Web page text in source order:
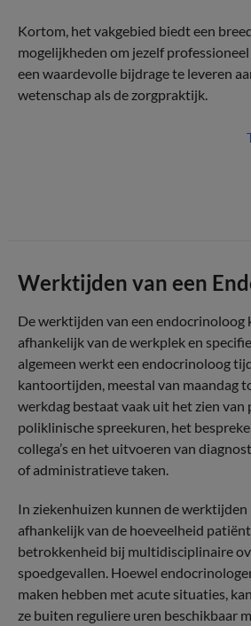
Kortom, het vakgebied biedt een
mogelijkheden om jezelf
een waardevolle bijdrage te leveren
wetenschap als de zorgpraktijk.
Werktijden van een
De werktijden van een endocrinoloog
afhankelijk van de werkplek en
algemeen werkt een endocrinoloog
kantoortijden, meestal van maandag
werkdag bestaat vaak uit het zien
poliklinische spreekuren, het
collega’s en het uitvoeren van
of administratieve taken.
In ziekenhuizen kunnen de werktijden
afhankelijk van de hoeveelheid
betrokkenheid bij multidisciplinaire
spoedgevallen. Hoewel
maken hebben met acute situaties,
ze buiten reguliere uren beschikbaar